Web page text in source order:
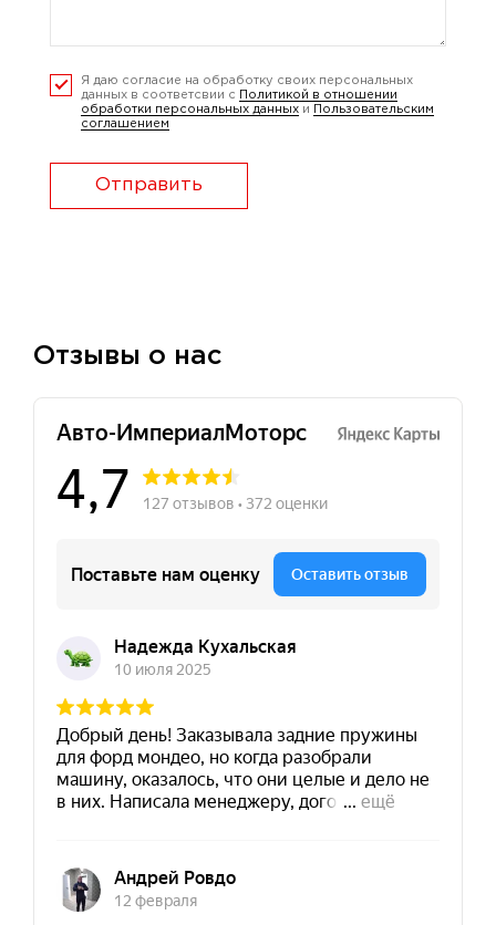
Я даю согласие на обработку своих персональных
данных в соответсвии с
Политикой в отношении
обработки персональных данных и
Пользовательским
соглашением
Отправить
Отзывы о нас